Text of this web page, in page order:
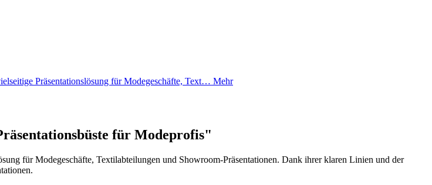
Präsentationslösung für Modegeschäfte, Text… Mehr
für Modeprofis"
für Modegeschäfte, Textilabteilungen und Showroom-Präsentationen. Dank ihrer klaren Linien und der